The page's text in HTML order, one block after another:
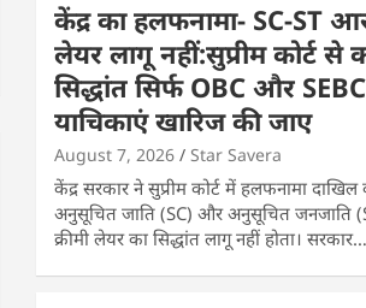
केंद्र का हलफनामा- SC-ST
लेयर लागू नहीं:सुप्रीम कोर्ट से
सिद्धांत सिर्फ OBC और
याचिकाएं खारिज की जाए
August 7, 2026 Star Savera
केंद्र सरकार ने सुप्रीम कोर्ट में हलफनामा
अनुसूचित जाति (SC) और अनुसूचित जनजाति
क्रीमी लेयर का सिद्धांत लागू नहीं होता। सरकार…